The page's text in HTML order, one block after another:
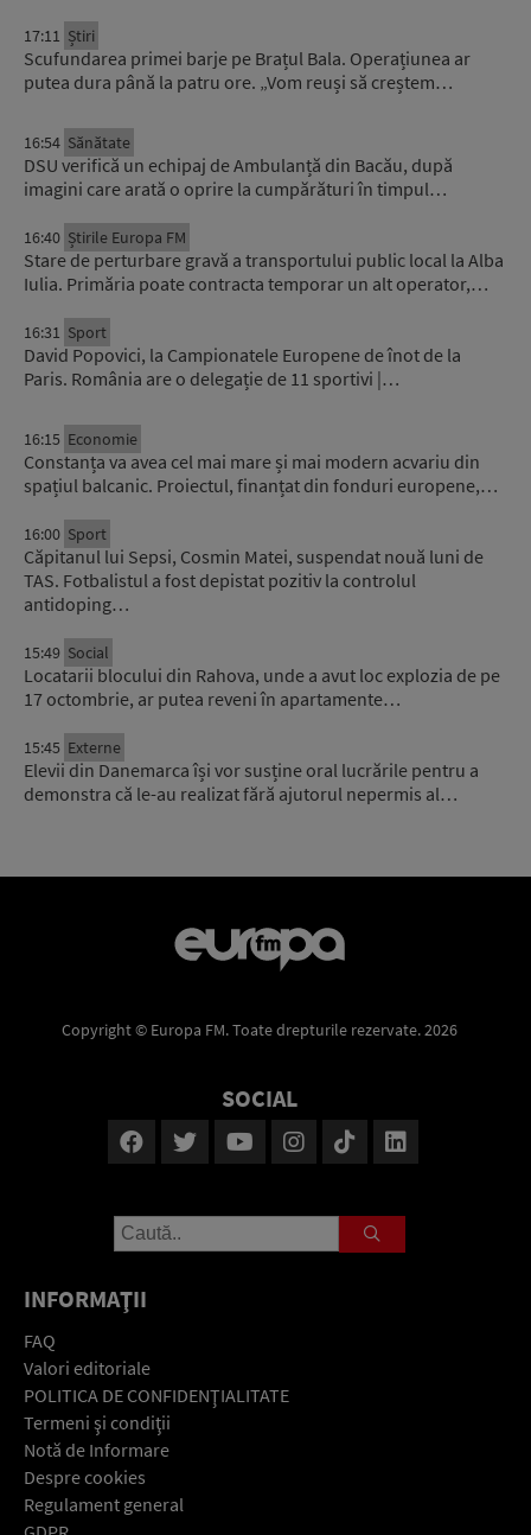
17:11 Știri
Scufundarea primei barje pe Brațul Bala. Operațiunea ar
putea dura până la patru ore. „Vom reuși să creștem…
16:54 Sănătate
DSU verifică un echipaj de Ambulanță din Bacău, după
imagini care arată o oprire la cumpărături în timpul…
16:40 Știrile Europa FM
Stare de perturbare gravă a transportului public local la Alba
Iulia. Primăria poate contracta temporar un alt operator,…
16:31 Sport
David Popovici, la Campionatele Europene de înot de la
Paris. România are o delegație de 11 sportivi |…
16:15 Economie
Constanța va avea cel mai mare și mai modern acvariu din
spațiul balcanic. Proiectul, finanțat din fonduri europene,…
16:00 Sport
Căpitanul lui Sepsi, Cosmin Matei, suspendat nouă luni de
TAS. Fotbalistul a fost depistat pozitiv la controlul
antidoping…
15:49 Social
Locatarii blocului din Rahova, unde a avut loc explozia de pe
17 octombrie, ar putea reveni în apartamente…
15:45 Externe
Elevii din Danemarca își vor susține oral lucrările pentru a
demonstra că le-au realizat fără ajutorul nepermis al…
Copyright © Europa FM. Toate drepturile rezervate. 2026
SOCIAL
INFORMAŢII
FAQ
Valori editoriale
POLITICA DE CONFIDENŢIALITATE
Termeni şi condiţii
Notă de Informare
Despre cookies
Regulament general